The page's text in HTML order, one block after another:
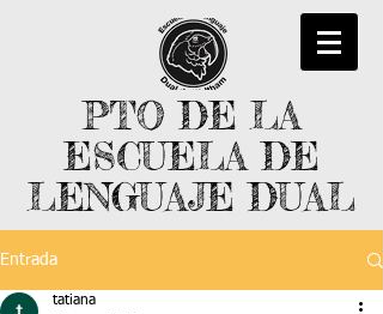
PTO DE LA
ESCUELA DE
LENGUAJE DUAL
Entrada
tatiana